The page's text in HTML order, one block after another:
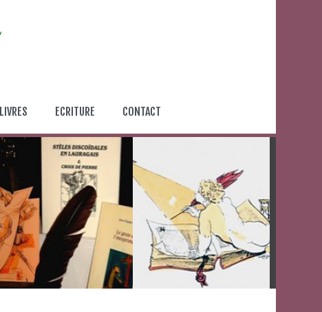
LIVRES ECRITURE CONTACT